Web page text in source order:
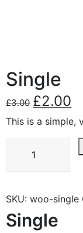
Single
£3.00
was:
£2.00
is:
This is a simple,
SKU:woo-single
Single